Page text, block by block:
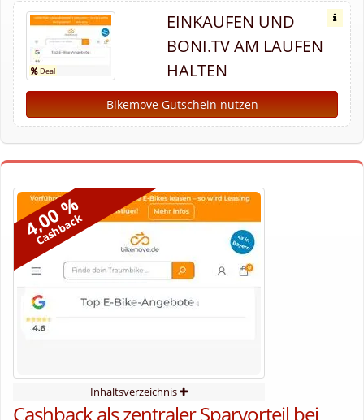
EINKAUFEN UND
BONI.TV AM LAUFEN
HALTEN
Bikemove Gutschein nutzen
4,00 %
Cashback
Inhaltsverzeichnis
Cashback als zentraler Sparvorteil bei